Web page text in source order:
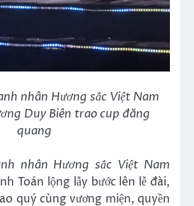
nhân Hương sắc Việt Nam
Duy Biên trao cup đăng
quang
nhân Hương sắc Việt Nam
Toán lộng lẫy bước lên lễ đài,
quý cùng vương miện, quyền